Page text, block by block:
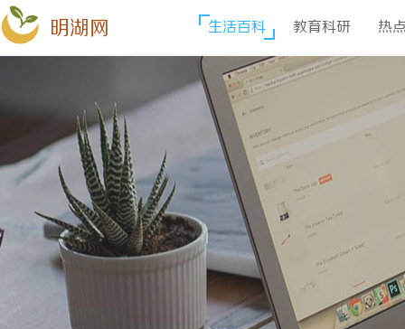
明湖网 生活百科 教育科研 热